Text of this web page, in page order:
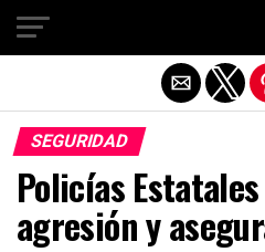
SEGURIDAD
Policías
agresión y